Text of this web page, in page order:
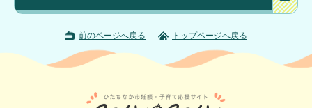
前のページへ戻る トップページへ戻る